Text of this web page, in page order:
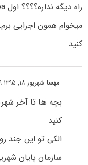
کنید
مهساشهریور ۱۸, ۱۳۹۵ at ۰:۲۹ ق٫ظ
کنید
الکی تو این جند
سازمان پایان